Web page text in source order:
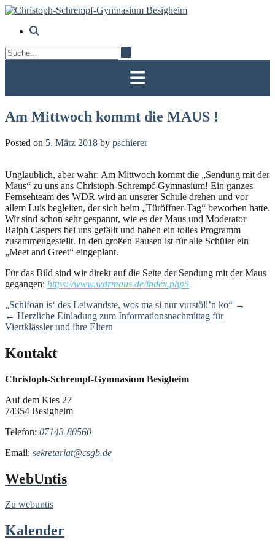
Skip
content
Am Mittwoch kommt die MAUS !
Posted on 5. März 2018 by pschierer
Unglaublich, aber wahr: Am Mittwoch kommt die „Sendung mit der
Maus“ zu uns ans Christoph-Schrempf-Gymnasium! Ein ganzes
Fernsehteam des WDR wird an unserer Schule drehen und vor
allem Luis begleiten, der sich beim „Türöffner-Tag“ beworben hatte.
Wir sind schon sehr gespannt, wie es der Maus und Moderator
Ralph Caspers bei uns gefällt und haben ein tolles Programm
zusammengestellt. In den großen Pausen ist für alle Schüler ein
„Meet and Greet“ eingeplant.
Für das Bild sind wir direkt auf die Seite der Sendung mit der Maus
gegangen: https://www.wdrmaus.de/index.php5
Post
navigation
„Schifoan is‘ des Leiwandste, wos ma si nur vurstöll’n ko“ →
← Herzliche Einladung zum Informationsnachmittag für
Viertklässler und ihre Eltern
Kontakt
Christoph-Schrempf-Gymnasium Besigheim
Auf dem Kies 27
74354 Besigheim
Telefon: 07143-80560
Email: sekretariat@csgb.de
WebUntis
Zu webuntis
Kalender